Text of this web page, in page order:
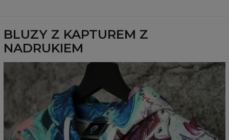
Mierzone na płasko
BLUZY Z KAPTUREM Z
NADRUKIEM